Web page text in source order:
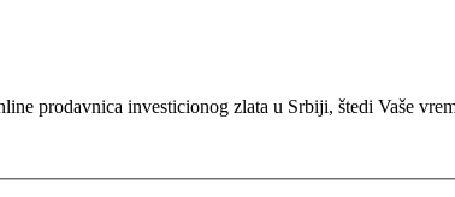
prodavnica investicionog zlata u Srbiji, štedi Vaše